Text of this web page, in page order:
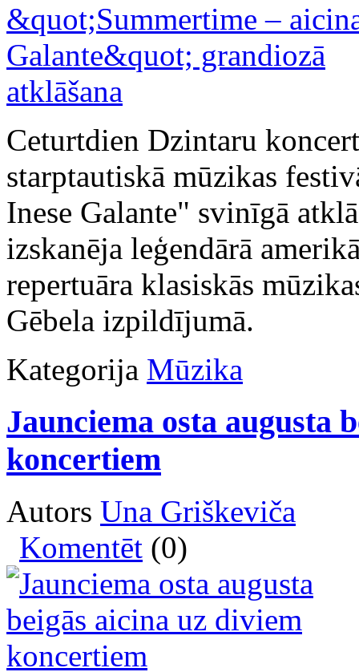
Ceturtdien Dzintaru
starptautiskā mūzikas
Inese Galante" svinīgā
izskanēja leģendārā
repertuāra klasiskās
Gēbela izpildījumā.
Kategorija Mūzika
Jaunciema osta augusta
koncertiem
Autors Una Griškeviča
Komentēt (0)